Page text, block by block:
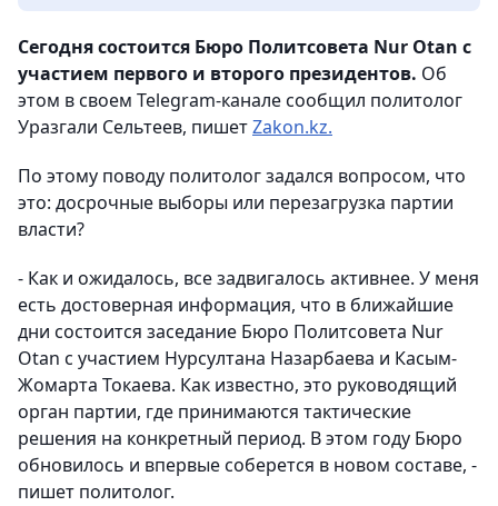
Сегодня состоится Бюро Политсовета Nur Otan с
участием первого и второго президентов. Об
этом в своем Telegram-канале сообщил политолог
Уразгали Сельтеев, пишетZakon.kz.
По этому поводу политолог задался вопросом, что
это: досрочные выборы или перезагрузка партии
власти?
- Как и ожидалось, все задвигалось активнее. У меня
есть достоверная информация, что в ближайшие
дни состоится заседание Бюро Политсовета Nur
Otan с участием Нурсултана Назарбаева и Касым-
Жомарта Токаева. Как известно, это руководящий
орган партии, где принимаются тактические
решения на конкретный период. В этом году Бюро
обновилось и впервые соберется в новом составе, -
пишет политолог.